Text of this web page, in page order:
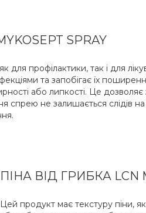
SPRAY
профілактики, так і для
та запобігає їх
або липкості. Це
спрею не залишається слідів
ПІНА ВІД ГРИБКА LCN
Цей продукт має текстуру піни,